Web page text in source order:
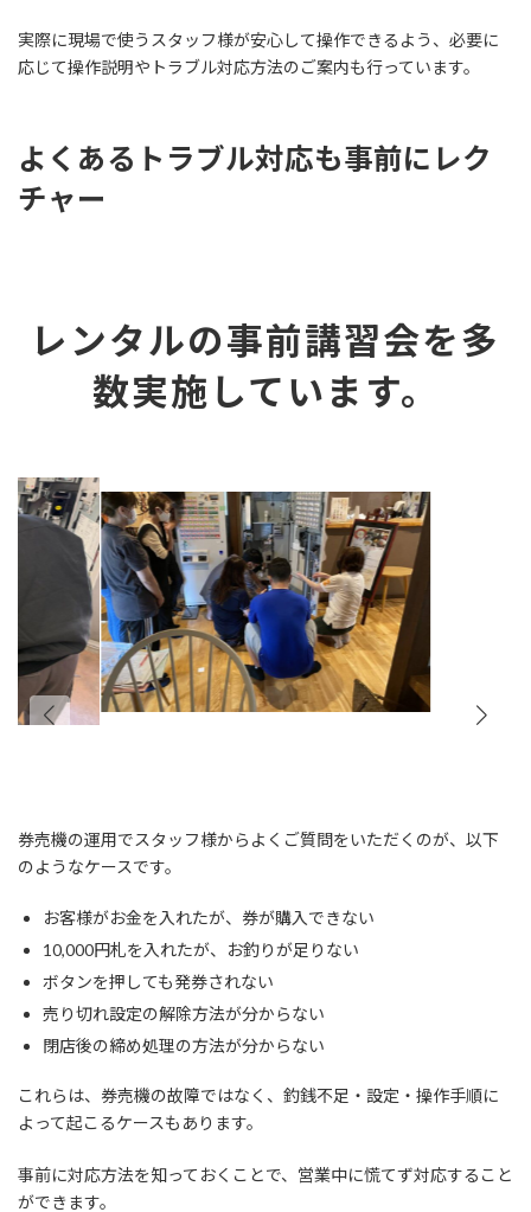
実際に現場で使うスタッフ様が安心して操作できるよう、必要に
応じて操作説明やトラブル対応方法のご案内も行っています。
よくあるトラブル対応も事前にレク
チャー
レンタルの事前講習会を多
数実施しています。
券売機の運用でスタッフ様からよくご質問をいただくのが、以下
のようなケースです。
お客様がお金を入れたが、券が購入できない
10,000円札を入れたが、お釣りが足りない
ボタンを押しても発券されない
売り切れ設定の解除方法が分からない
閉店後の締め処理の方法が分からない
これらは、券売機の故障ではなく、釣銭不足・設定・操作手順に
よって起こるケースもあります。
事前に対応方法を知っておくことで、営業中に慌てず対応すること
ができます。